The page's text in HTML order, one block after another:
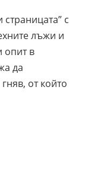
с
лъжи и
опит в
да
от който